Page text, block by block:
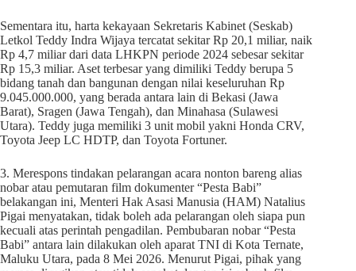
Sementara itu, harta kekayaan Sekretaris Kabinet (Seskab)
Letkol Teddy Indra Wijaya tercatat sekitar Rp 20,1 miliar, naik
Rp 4,7 miliar dari data LHKPN periode 2024 sebesar sekitar
Rp 15,3 miliar. Aset terbesar yang dimiliki Teddy berupa 5
bidang tanah dan bangunan dengan nilai keseluruhan Rp
9.045.000.000, yang berada antara lain di Bekasi (Jawa
Barat), Sragen (Jawa Tengah), dan Minahasa (Sulawesi
Utara). Teddy juga memiliki 3 unit mobil yakni Honda CRV,
Toyota Jeep LC HDTP, dan Toyota Fortuner.
3. Merespons tindakan pelarangan acara nonton bareng alias
nobar atau pemutaran film dokumenter “Pesta Babi”
belakangan ini, Menteri Hak Asasi Manusia (HAM) Natalius
Pigai menyatakan, tidak boleh ada pelarangan oleh siapa pun
kecuali atas perintah pengadilan. Pembubaran nobar “Pesta
Babi” antara lain dilakukan oleh aparat TNI di Kota Ternate,
Maluku Utara, pada 8 Mei 2026. Menurut Pigai, pihak yang